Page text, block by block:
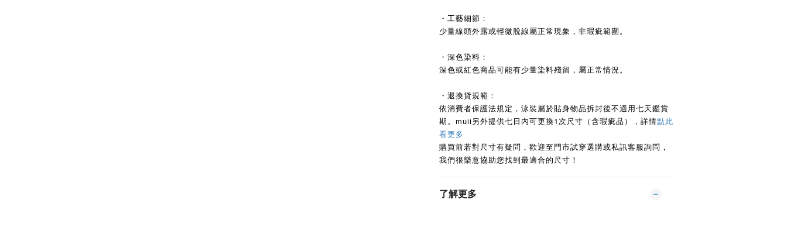
・工藝細節：
少量線頭外露或輕微脫線屬正常現象，非瑕疵範圍。
・深色染料：
深色或紅色商品可能有少量染料殘留，屬正常情況。
・退換貨規範：
依消費者保護法規定，泳裝屬於貼身物品拆封後不適用七天鑑賞
期。muii另外提供七日內可更換1次尺寸（含瑕疵品），詳情點此
看更多
購買前若對尺寸有疑問，歡迎至門市試穿選購或私訊客服詢問，
我們很樂意協助您找到最適合的尺寸！
了解更多